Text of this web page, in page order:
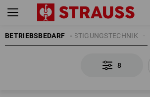
BETRIEBSBEDARFBEFESTIGUNGSTECHNIK
8